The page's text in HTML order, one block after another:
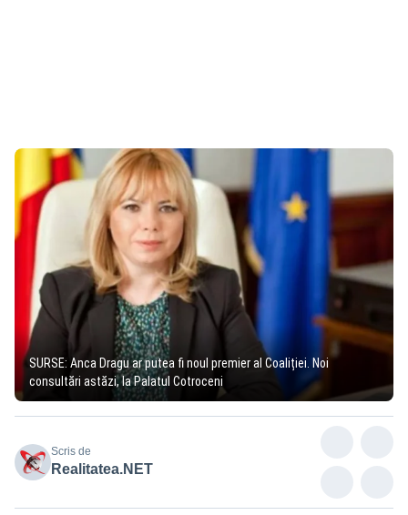
SURSE: Anca Dragu ar putea fi noul premier al Coaliției. Noi
consultări astăzi, la Palatul Cotroceni
Scris de
Realitatea.NET